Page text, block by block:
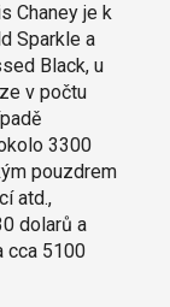
Chaney je k
Sparkle a
Black, u
v počtu
3300
pouzdrem
atd.,
dolarů a
cca 5100